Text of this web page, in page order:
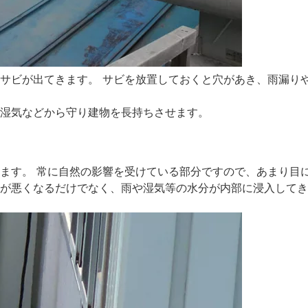
ビが出てきます。 サビを放置しておくと穴があき、雨漏
などから守り建物を長持ちさせます。
す。 常に自然の影響を受けている部分ですので、あまり
悪くなるだけでなく、雨や湿気等の水分が内部に浸入して